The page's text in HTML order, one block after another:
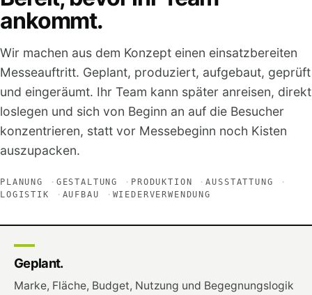
ankommt.
Wir machen aus dem Konzept einen einsatzbereiten
Messeauftritt. Geplant, produziert, aufgebaut, geprüft
und eingeräumt. Ihr Team kann später anreisen, direkt
loslegen und sich von Beginn an auf die Besucher
konzentrieren, statt vor Messebeginn noch Kisten
auszupacken.
PLANUNG GESTALTUNG PRODUKTION
AUSSTATTUNG
LOGISTIK
AUFBAU WIEDERVERWENDUNG
Geplant.
Marke, Fläche, Budget, Nutzung und Begegnungslogik